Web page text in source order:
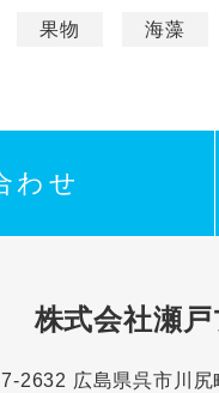
果物 海藻
わせ
株式会社瀬
2632 広島県呉市川尻